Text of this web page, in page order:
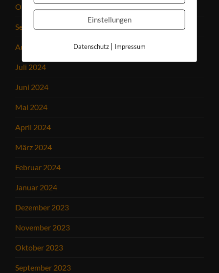
Oktober 2024
September 2024
August 2024
Juli 2024
Juni 2024
Mai 2024
April 2024
März 2024
Februar 2024
Januar 2024
Dezember 2023
November 2023
Oktober 2023
September 2023
Einstellungen
Datenschutz| Impressum